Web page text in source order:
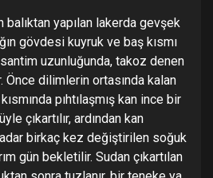
yapılan lakerda gevşek
gövdesi kuyruk ve baş kısmı
uzunluğunda, takoz denen
dilimlerin ortasında kalan
pıhtılaşmış kan ince bir
çıkartılır, ardından kan
birkaç kez değiştirilen soğuk
gün bekletilir. Sudan çıkartılan